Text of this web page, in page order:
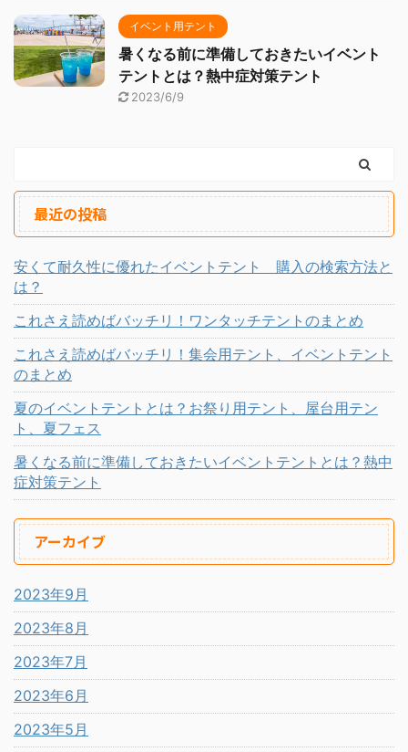
イベント用テント
暑くなる前に準備しておきたいイベント
テントとは？熱中症対策テント
2023/6/9
最近の投稿
安くて耐久性に優れたイベントテント 購入の検索方法と
は？
これさえ読めばバッチリ！ワンタッチテントのまとめ
これさえ読めばバッチリ！集会用テント、イベントテント
のまとめ
夏のイベントテントとは？お祭り用テント、屋台用テン
ト、夏フェス
暑くなる前に準備しておきたいイベントテントとは？熱中
症対策テント
アーカイブ
2023年9月
2023年8月
2023年7月
2023年6月
2023年5月